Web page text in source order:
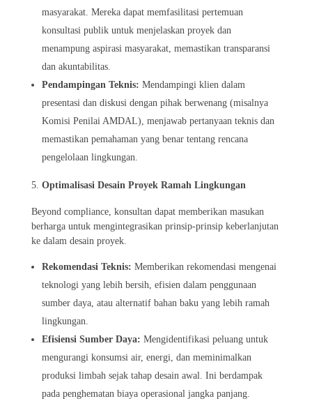
masyarakat. Mereka dapat memfasilitasi pertemuan
konsultasi publik untuk menjelaskan proyek dan
menampung aspirasi masyarakat, memastikan transparansi
dan akuntabilitas.
Pendampingan Teknis: Mendampingi klien dalam
presentasi dan diskusi dengan pihak berwenang (misalnya
Komisi Penilai AMDAL), menjawab pertanyaan teknis dan
memastikan pemahaman yang benar tentang rencana
pengelolaan lingkungan.
Optimalisasi Desain Proyek Ramah Lingkungan
Beyond compliance, konsultan dapat memberikan masukan
berharga untuk mengintegrasikan prinsip-prinsip keberlanjutan
ke dalam desain proyek.
Rekomendasi Teknis: Memberikan rekomendasi mengenai
teknologi yang lebih bersih, efisien dalam penggunaan
sumber daya, atau alternatif bahan baku yang lebih ramah
lingkungan.
Efisiensi Sumber Daya: Mengidentifikasi peluang untuk
mengurangi konsumsi air, energi, dan meminimalkan
produksi limbah sejak tahap desain awal. Ini berdampak
pada penghematan biaya operasional jangka panjang.